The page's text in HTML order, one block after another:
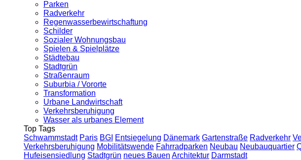
Parken
Radverkehr
Regenwasserbewirtschaftung
Schilder
Sozialer Wohnungsbau
Spielen & Spielplätze
Städtebau
Stadtgrün
Straßenraum
Suburbia / Vororte
Transformation
Urbane Landwirtschaft
Verkehrsberuhigung
Wasser als urbanes Element
Top Tags
Schwammstadt Paris BGI Entsiegelung Dänemark Gartenstraße Radverkehr
Verkehrsberuhigung Mobilitätswende Fahrradparken Neubau Neubauquartier
Hufeisensiedlung Stadtgrün neues Bauen Architektur Darmstadt